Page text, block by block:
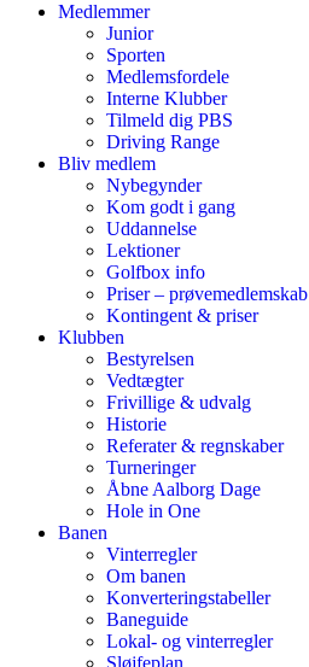
Medlemmer
Junior
Sporten
Medlemsfordele
Interne Klubber
Tilmeld dig PBS
Driving Range
Bliv medlem
Nybegynder
Kom godt i gang
Uddannelse
Lektioner
Golfbox info
Priser – prøvemedlemskab
Kontingent & priser
Klubben
Bestyrelsen
Vedtægter
Frivillige & udvalg
Historie
Referater & regnskaber
Turneringer
Åbne Aalborg Dage
Hole in One
Banen
Vinterregler
Om banen
Konverteringstabeller
Baneguide
Lokal- og vinterregler
Sløjfeplan